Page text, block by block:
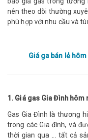
nên theo dõi thường
phù hợp với nhu cầu và
Giá ga bán lẻ
1. Giá gas Gia Đình hôm
Gas Gia Đình là thương
trong các Gia đình, và
thời gian qua … tất cả